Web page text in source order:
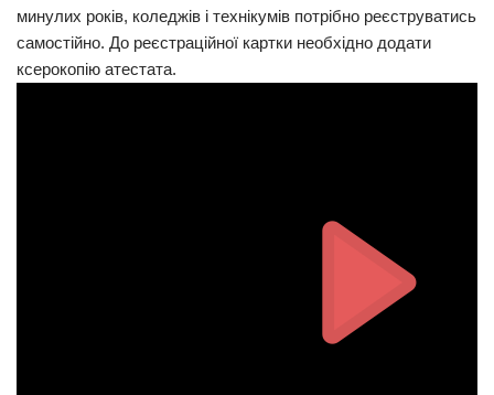
Шоу-біз
#Війна
минулих років, коледжів і технікумів потрібно реєструватись
самостійно. До реєстраційної картки необхідно додати
ксерокопію атестата.